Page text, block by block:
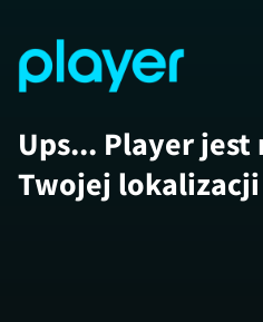
Ups... Player
Twojej lokalizacji